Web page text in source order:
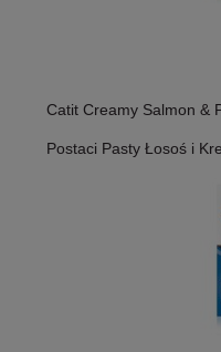
Catit Creamy Salmon &
Postaci Pasty Łosoś i